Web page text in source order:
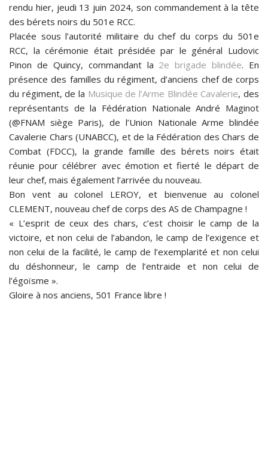
rendu hier, jeudi 13 juin 2024, son commandement à la tête
des bérets noirs du 501e RCC.
Placée sous l’autorité militaire du chef du corps du 501e
RCC, la cérémonie était présidée par le général Ludovic
Pinon de Quincy, commandant la 2e brigade blindée. En
présence des familles du régiment, d’anciens chef de corps
du régiment, de la Musique de l’Arme Blindée Cavalerie, des
représentants de la Fédération Nationale André Maginot
(@FNAM siège Paris), de l’Union Nationale Arme blindée
Cavalerie Chars (UNABCC), et de la Fédération des Chars de
Combat (FDCC), la grande famille des bérets noirs était
réunie pour célébrer avec émotion et fierté le départ de
leur chef, mais également l’arrivée du nouveau.
Bon vent au colonel LEROY, et bienvenue au colonel
CLEMENT, nouveau chef de corps des AS de Champagne !
« L’esprit de ceux des chars, c’est choisir le camp de la
victoire, et non celui de l’abandon, le camp de l’exigence et
non celui de la facilité, le camp de l’exemplarité et non celui
du déshonneur, le camp de l’entraide et non celui de
l’égoïsme ».
Gloire à nos anciens, 501 France libre !